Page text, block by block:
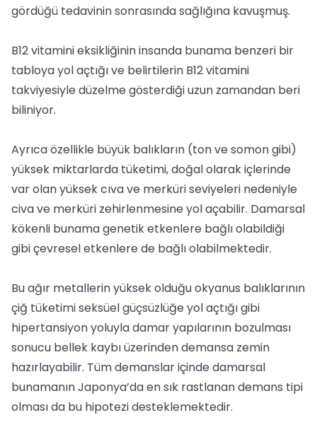
gördüğü tedavinin sonrasında sağlığına kavuşmuş.
B12 vitamini eksikliğinin insanda bunama benzeri bir
tabloya yol açtığı ve belirtilerin B12 vitamini
takviyesiyle düzelme gösterdiği uzun zamandan beri
biliniyor.
Ayrıca özellikle büyük balıkların (ton ve somon gibi)
yüksek miktarlarda tüketimi, doğal olarak içlerinde
var olan yüksek cıva ve merküri seviyeleri nedeniyle
civa ve merküri zehirlenmesine yol açabilir. Damarsal
kökenli bunama genetik etkenlere bağlı olabildiği
gibi çevresel etkenlere de bağlı olabilmektedir.
Bu ağır metallerin yüksek olduğu okyanus balıklarının
çiğ tüketimi seksüel güçsüzlüğe yol açtığı gibi
hipertansiyon yoluyla damar yapılarının bozulması
sonucu bellek kaybı üzerinden demansa zemin
hazırlayabilir. Tüm demanslar içinde damarsal
bunamanın Japonya’da en sık rastlanan demans tipi
olması da bu hipotezi desteklemektedir.